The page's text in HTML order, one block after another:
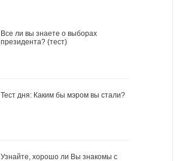
Все ли вы знаете о выборах
президента? (тест)
Тест дня: Каким бы мэром вы стали?
Узнайте, хорошо ли Вы знакомы с